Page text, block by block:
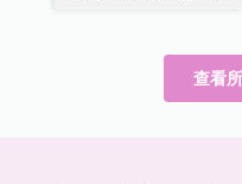
查看